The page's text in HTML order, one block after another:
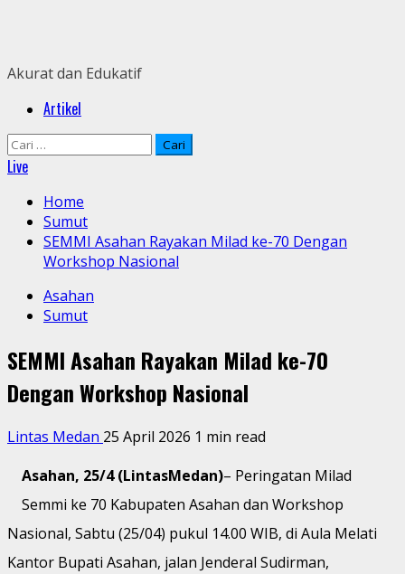
Akurat dan Edukatif
PrimaryArtikel
Cari
untuk:
Live
Home
Sumut
SEMMI Asahan Rayakan Milad ke-70 Dengan
Workshop Nasional
Asahan
Sumut
SEMMI Asahan Rayakan Milad ke-70
Dengan Workshop Nasional
Lintas Medan 25 April 2026 1 min read
Asahan, 25/4 (LintasMedan)– Peringatan Milad
Semmi ke 70 Kabupaten Asahan dan Workshop
Nasional, Sabtu (25/04) pukul 14.00 WIB, di Aula Melati
Kantor Bupati Asahan, jalan Jenderal Sudirman,